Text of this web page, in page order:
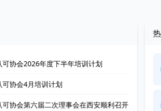
协会2026年度下半年培训计划
协会4月培训计划
协会第六届二次理事会在西安顺利召开